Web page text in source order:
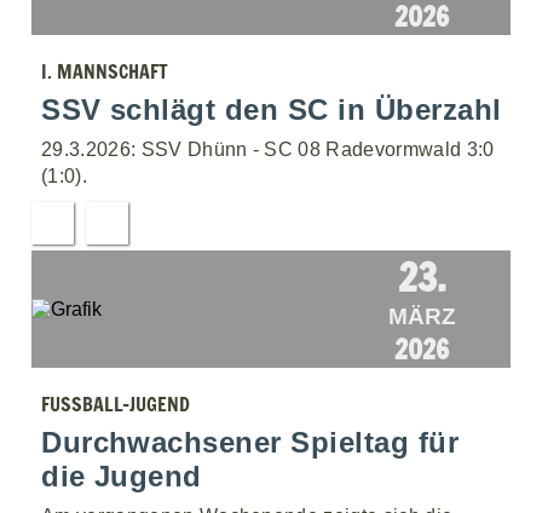
2026
I. MANNSCHAFT
SSV schlägt den SC in Überzahl
29.3.2026: SSV Dhünn - SC 08 Radevormwald 3:0
(1:0).
23.
MÄRZ
2026
FUSSBALL-JUGEND
Durchwachsener Spieltag für
die Jugend